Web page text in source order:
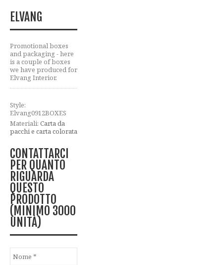
ELVANG
Promotional boxes
and packaging - here
is a couple of boxes
we have produced for
Elvang Interior.
Style:
Elvang0912BOXES
Materiali: Carta da
pacchi e carta colorata
CONTATTARCI
PER QUANTO
RIGUARDA
QUESTO
PRODOTTO
(MINIMO 3000
UNITÀ)